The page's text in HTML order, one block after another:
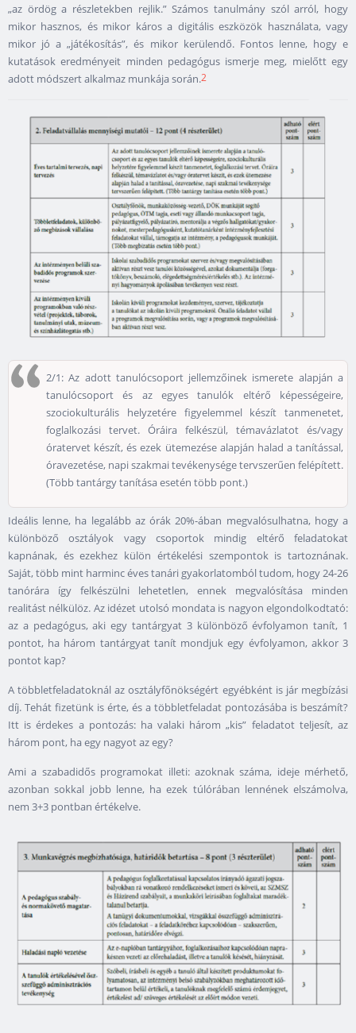
„az ördög a részletekben rejlik.” Számos tanulmány szól arról, hogy
mikor hasznos, és mikor káros a digitális eszközök használata, vagy
mikor jó a „játékosítás”, és mikor kerülendő. Fontos lenne, hogy e
kutatások eredményeit minden pedagógus ismerje meg, mielőtt egy
adott módszert alkalmaz munkája során.2
2/1: Az adott tanulócsoport jellemzőinek ismerete alapján a
tanulócsoport és az egyes tanulók eltérő képességeire,
szociokulturális helyzetére figyelemmel készít tanmenetet,
foglalkozási tervet. Óráira felkészül, témavázlatot és/vagy
óratervet készít, és ezek ütemezése alapján halad a tanítással,
óravezetése, napi szakmai tevékenysége tervszerűen felépített.
(Több tantárgy tanítása esetén több pont.)
Ideális lenne, ha legalább az órák 20%-ában megvalósulhatna, hogy a
különböző osztályok vagy csoportok mindig eltérő feladatokat
kapnának, és ezekhez külön értékelési szempontok is tartoznának.
Saját, több mint harminc éves tanári gyakorlatomból tudom, hogy 24-26
tanórára így felkészülni lehetetlen, ennek megvalósítása minden
realitást nélkülöz. Az idézet utolsó mondata is nagyon elgondolkodtató:
az a pedagógus, aki egy tantárgyat 3 különböző évfolyamon tanít, 1
pontot, ha három tantárgyat tanít mondjuk egy évfolyamon, akkor 3
pontot kap?
A többletfeladatoknál az osztályfőnökségért egyébként is jár megbízási
díj. Tehát fizetünk is érte, és a többletfeladat pontozásába is beszámít?
Itt is érdekes a pontozás: ha valaki három „kis” feladatot teljesít, az
három pont, ha egy nagyot az egy?
Ami a szabadidős programokat illeti: azoknak száma, ideje mérhető,
azonban sokkal jobb lenne, ha ezek túlórában lennének elszámolva,
nem 3+3 pontban értékelve.